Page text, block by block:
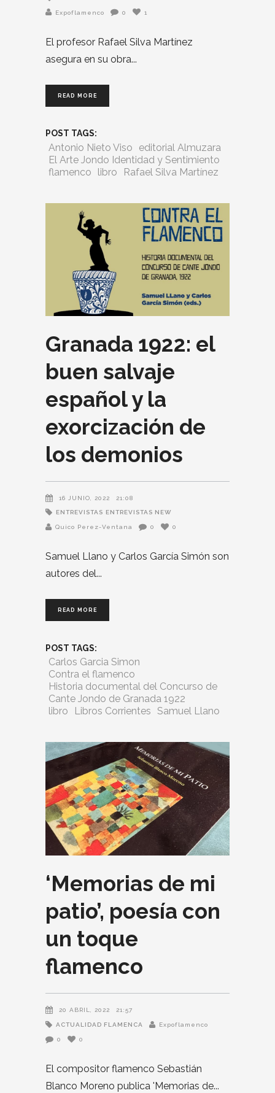
Expoflamenco 0 1
El profesor Rafael Silva Martínez
asegura en su obra
READ MORE
POST TAGS:
Antonio Nieto Viso
editorial Almuzara
El Arte Jondo Identidad y Sentimiento
flamenco
libro Rafael Silva Martínez
Granada 1922: el
buen salvaje
español y la
exorcización de
los demonios
16 JUNIO, 2022 21:08
ENTREVISTAS ENTREVISTAS NEW
Quico Perez-Ventana 0 0
Samuel Llano y Carlos García Simón son
autores del
READ MORE
POST TAGS:
Carlos Garcia Simon
Contra el flamenco
Historia documental del Concurso de
Cante Jondo de Granada 1922
libro
Libros Corrientes Samuel Llano
‘Memorias de mi
patio’, poesía con
un toque
flamenco
20 ABRIL, 2022 21:57
ACTUALIDAD FLAMENCA Expoflamenco
0 0
El compositor flamenco Sebastián
Blanco Moreno publica 'Memorias de